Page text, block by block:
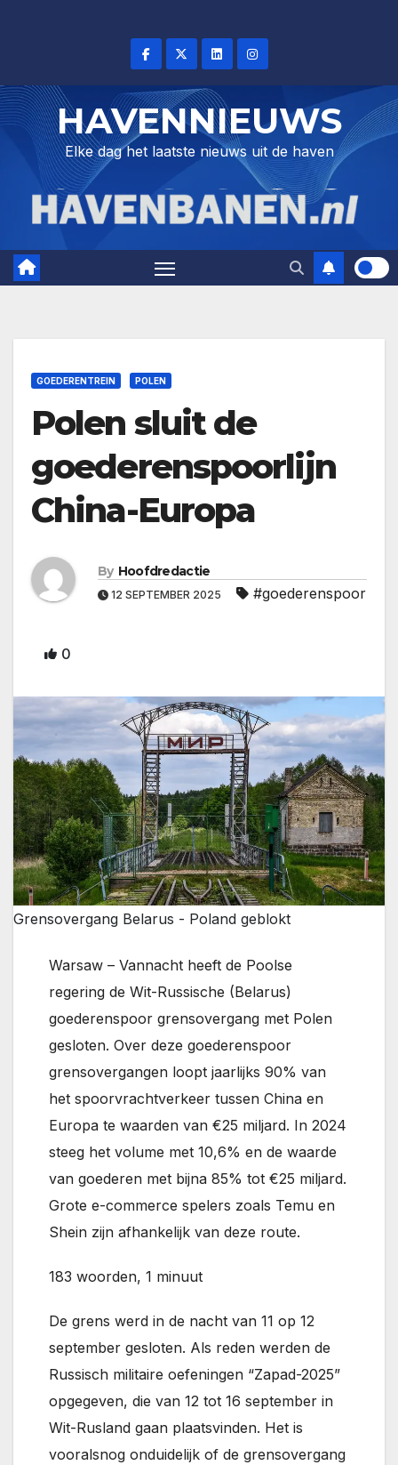
HAVENNIEUWS
Elke dag het laatste nieuws uit de haven
GOEDERENTREIN POLEN
Polen sluit de
goederenspoorlijn
China-Europa
By Hoofdredactie
12 SEPTEMBER 2025 #goederenspoor
0
Grensovergang Belarus - Poland geblokt
Warsaw – Vannacht heeft de Poolse
regering de Wit-Russische (Belarus)
goederenspoor grensovergang met Polen
gesloten. Over deze goederenspoor
grensovergangen loopt jaarlijks 90% van
het spoorvrachtverkeer tussen China en
Europa te waarden van €25 miljard. In 2024
steeg het volume met 10,6% en de waarde
van goederen met bijna 85% tot €25 miljard.
Grote e-commerce spelers zoals Temu en
Shein zijn afhankelijk van deze route.
183 woorden, 1 minuut
De grens werd in de nacht van 11 op 12
september gesloten. Als reden werden de
Russisch militaire oefeningen “Zapad-2025”
opgegeven, die van 12 tot 16 september in
Wit-Rusland gaan plaatsvinden. Het is
vooralsnog onduidelijk of de grensovergang